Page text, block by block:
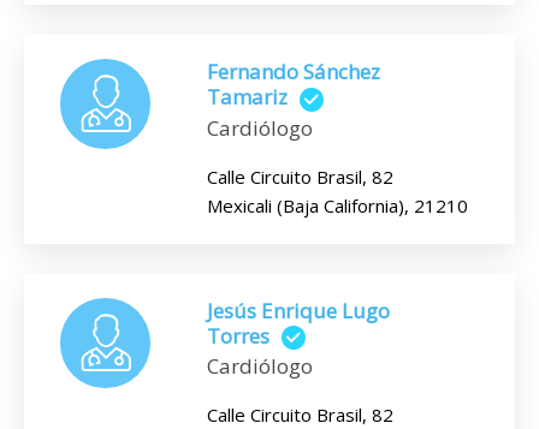
Fernando Sánchez
Tamariz
Cardiólogo
Calle Circuito Brasil, 82
Mexicali (Baja California), 21210
Jesús Enrique Lugo
Torres
Cardiólogo
Calle Circuito Brasil, 82